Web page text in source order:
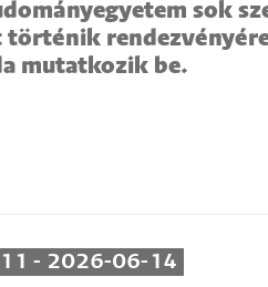
sok
mutatkozik be.
- 2026-06-14